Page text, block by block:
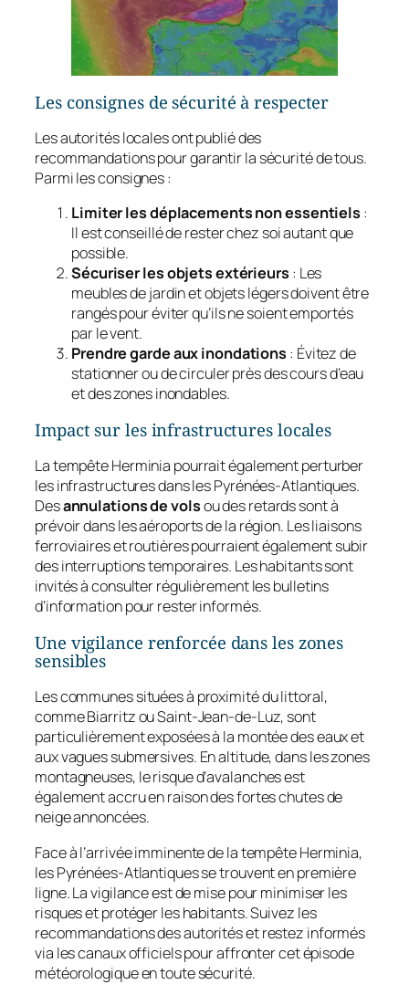
Les consignes de sécurité à respecter
Les autorités locales ont publié des
recommandations pour garantir la sécurité de tous.
Parmi les consignes :
Limiter les déplacements non essentiels :
Il est conseillé de rester chez soi autant que
possible.
Sécuriser les objets extérieurs : Les
meubles de jardin et objets légers doivent être
rangés pour éviter qu’ils ne soient emportés
par le vent.
Prendre garde aux inondations : Évitez de
stationner ou de circuler près des cours d’eau
et des zones inondables.
Impact sur les infrastructures locales
La tempête Herminia pourrait également perturber
les infrastructures dans les Pyrénées-Atlantiques.
Desannulations de volsou des retards sont à
prévoir dans les aéroports de la région. Les liaisons
ferroviaires et routières pourraient également subir
des interruptions temporaires. Les habitants sont
invités à consulter régulièrement les bulletins
d’information pour rester informés.
Une vigilance renforcée dans les zones
sensibles
Les communes situées à proximité du littoral,
comme Biarritz ou Saint-Jean-de-Luz, sont
particulièrement exposées à la montée des eaux et
aux vagues submersives. En altitude, dans les zones
montagneuses, le risque d’avalanches est
également accru en raison des fortes chutes de
neige annoncées.
Face à l’arrivée imminente de la tempête Herminia,
les Pyrénées-Atlantiques se trouvent en première
ligne. La vigilance est de mise pour minimiser les
risques et protéger les habitants. Suivez les
recommandations des autorités et restez informés
via les canaux officiels pour affronter cet épisode
météorologique en toute sécurité.